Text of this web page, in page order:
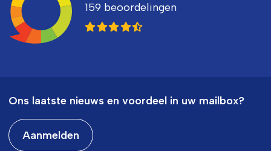
159 beoordelingen
Ons laatste nieuws en voordeel in uw mailbox?
Aanmelden